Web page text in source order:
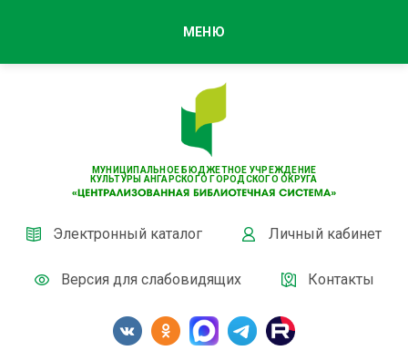
МУНИЦИПАЛЬНОЕ БЮДЖЕТНОЕ УЧРЕЖДЕНИЕ
КУЛЬТУРЫ АНГАРСКОГО ГОРОДСКОГО ОКРУГА
Электронный каталог Личный кабинет
Версия для слабовидящих Контакты
МЕНЮ